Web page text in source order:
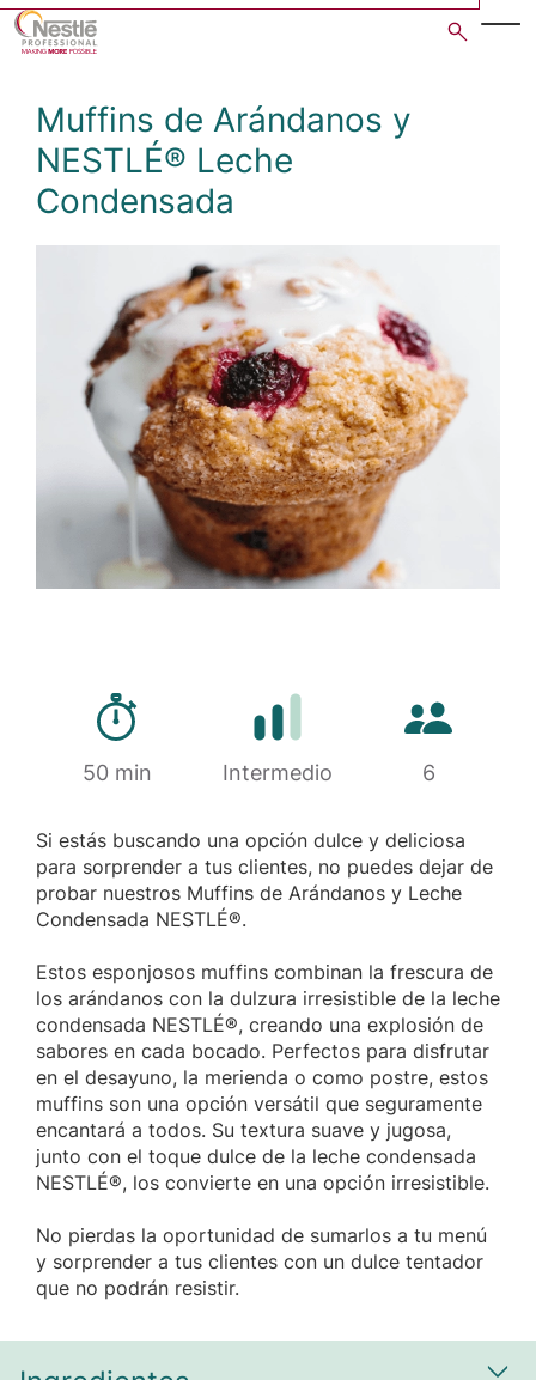
Skip
content
Muffins de Arándanos y
NESTLÉ® Leche
Condensada
Open image gallery in
Tiempo de preparación
50 min Dificultad
Intermedio
Cantidad
6
Si estás buscando una opción dulce y deliciosa
para sorprender a tus clientes, no puedes dejar de
probar nuestros Muffins de Arándanos y Leche
Condensada NESTLÉ®.
Estos esponjosos muffins combinan la frescura de
los arándanos con la dulzura irresistible de la leche
condensada NESTLÉ®, creando una explosión de
sabores en cada bocado. Perfectos para disfrutar
en el desayuno, la merienda o como postre, estos
muffins son una opción versátil que seguramente
encantará a todos. Su textura suave y jugosa,
junto con el toque dulce de la leche condensada
NESTLÉ®, los convierte en una opción irresistible.
No pierdas la oportunidad de sumarlos a tu menú
y sorprender a tus clientes con un dulce tentador
que no podrán resistir.